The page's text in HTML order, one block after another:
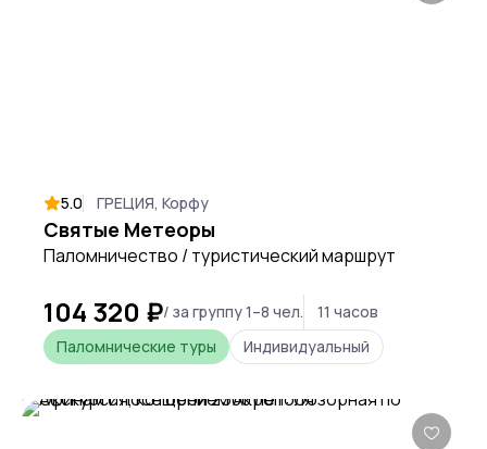
5.0 ГРЕЦИЯ, Корфу
Святые Метеоры
Паломничество / туристический маршрут
104 320 ₽/ за группу 1–8 чел.
11 часов
Паломнические туры
Индивидуальный